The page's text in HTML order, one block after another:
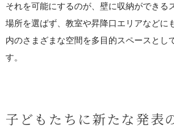
それを可能にするのが、壁に収納ができる
場所を選ばず、教室や昇降口エリアなどに
内のさまざまな空間を多目的スペースとし
す。
子どもたちに新たな発表